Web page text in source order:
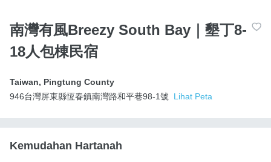
南灣有風Breezy South Bay｜墾丁8-
18人包棟民宿
Taiwan, Pingtung County
946台灣屏東縣恆春鎮南灣路和平巷98-1號
Lihat Peta
Kemudahan Hartanah